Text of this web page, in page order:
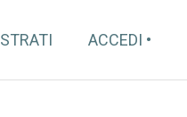
ACCEDI